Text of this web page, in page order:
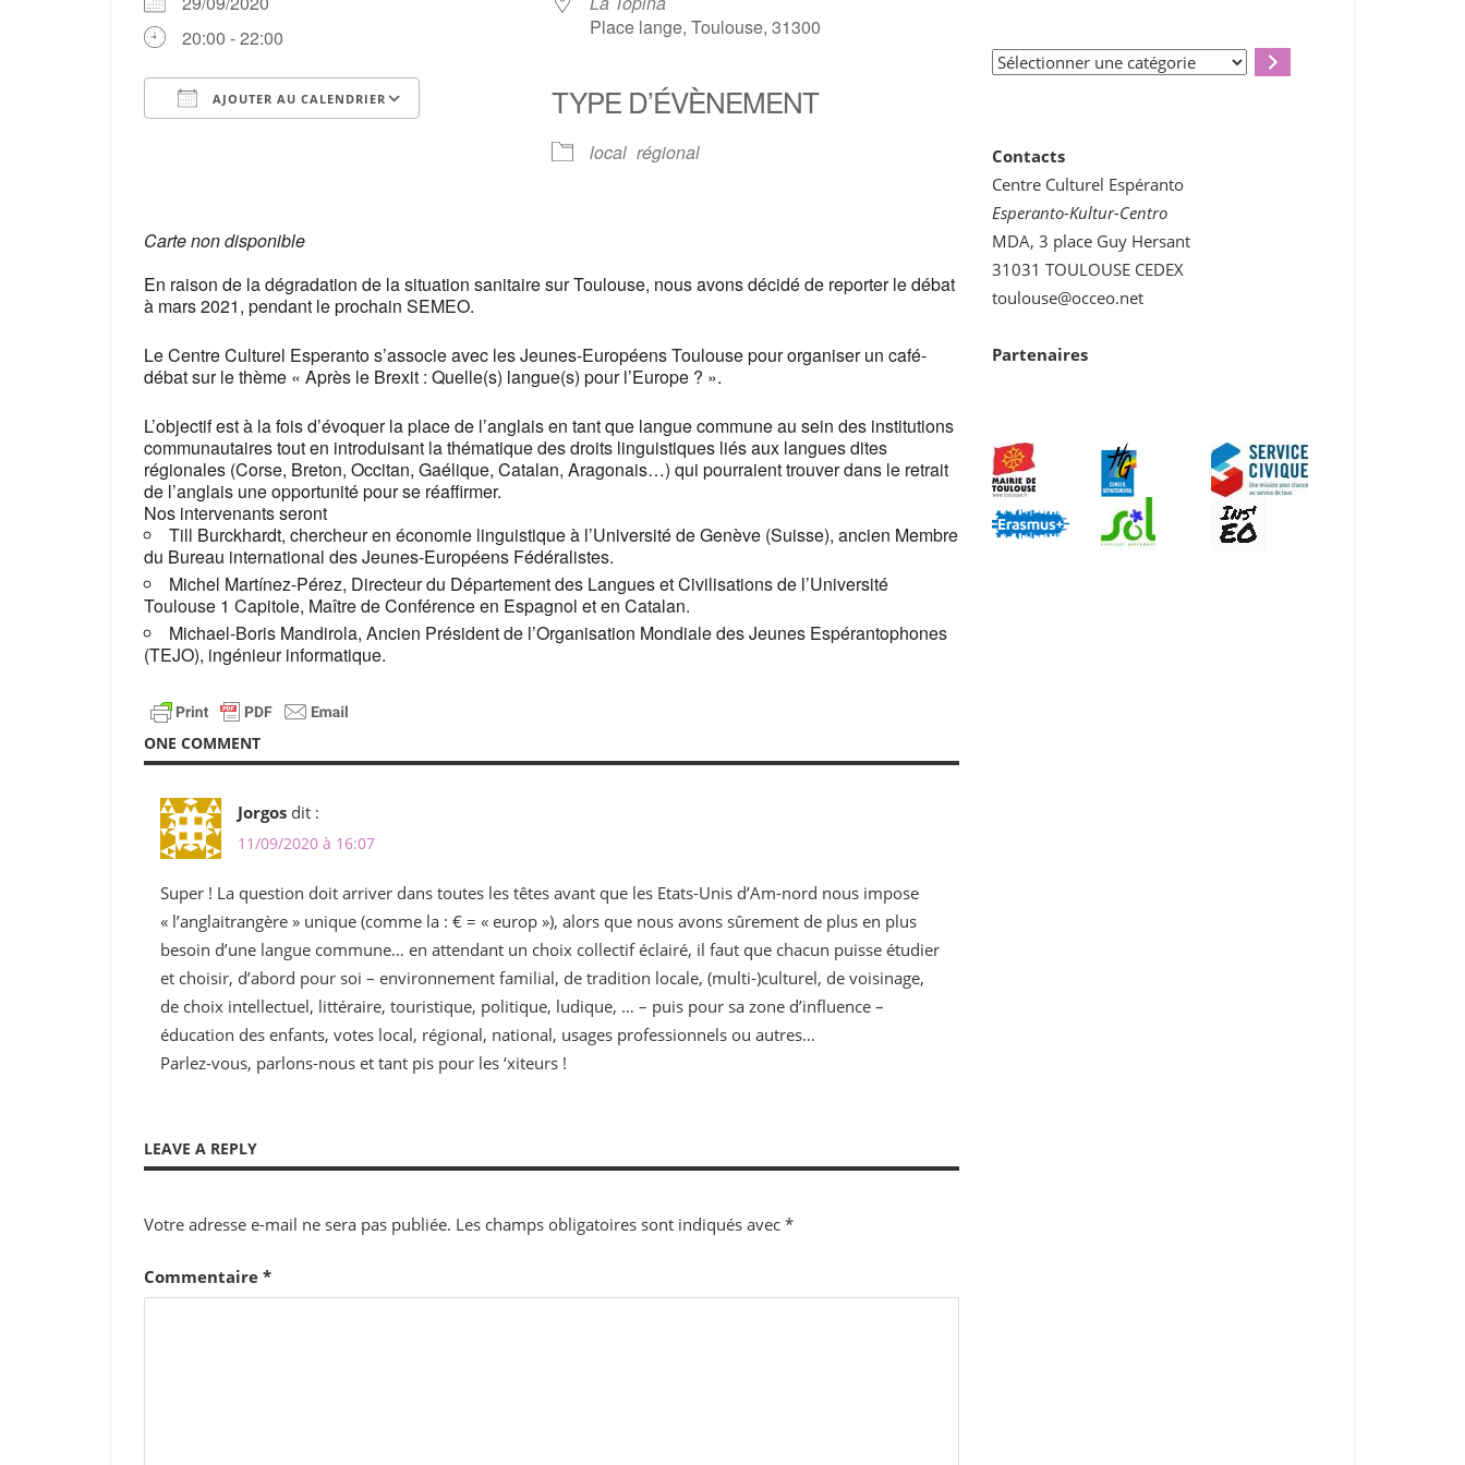
20:00 - 22:00
AJOUTER AU CALENDRIER
Calendrier Google
Place lange, Toulouse, 31300
TYPE D’ÉVÈNEMENT
local régional
Carte non disponible
En raison de la dégradation de la situation sanitaire sur Toulouse, nous avons décidé de reporter le débat
à mars 2021, pendant le prochain SEMEO.
Le Centre Culturel Esperanto s’associe avec les Jeunes-Européens Toulouse pour organiser un café-
débat sur le thème « Après le Brexit : Quelle(s) langue(s) pour l’Europe ? ».
L’objectif est à la fois d’évoquer la place de l’anglais en tant que langue commune au sein des institutions
communautaires tout en introduisant la thématique des droits linguistiques liés aux langues dites
régionales (Corse, Breton, Occitan, Gaélique, Catalan, Aragonais…) qui pourraient trouver dans le retrait
de l’anglais une opportunité pour se réaffirmer.
Nos intervenants seront
Till Burckhardt, chercheur en économie linguistique à l’Université de Genève (Suisse), ancien Membre
du Bureau international des Jeunes-Européens Fédéralistes.
Michel Martínez-Pérez, Directeur du Département des Langues et Civilisations de l’Université
Toulouse 1 Capitole, Maître de Conférence en Espagnol et en Catalan.
Michael-Boris Mandirola, Ancien Président de l’Organisation Mondiale des Jeunes Espérantophones
(TEJO), ingénieur informatique.
ONE COMMENT
Jorgos dit :
11/09/2020 à 16:07
Super ! La question doit arriver dans toutes les têtes avant que les Etats-Unis d’Am-nord nous impose
« l’anglaitrangère » unique (comme la : € = « europ »), alors que nous avons sûrement de plus en plus
besoin d’une langue commune… en attendant un choix collectif éclairé, il faut que chacun puisse étudier
et choisir, d’abord pour soi – environnement familial, de tradition locale, (multi-)culturel, de voisinage,
de choix intellectuel, littéraire, touristique, politique, ludique, … – puis pour sa zone d’influence –
éducation des enfants, votes local, régional, national, usages professionnels ou autres…
Parlez-vous, parlons-nous et tant pis pour les ‘xiteurs !
LEAVE A REPLY
Votre adresse e-mail ne sera pas publiée. Les champs obligatoires sont indiqués avec *
Commentaire *
Sélectionner
Contacts
Centre Culturel Espéranto
Esperanto-Kultur-Centro
MDA, 3 place Guy Hersant
31031 TOULOUSE CEDEX
toulouse@occeo.net
Partenaires